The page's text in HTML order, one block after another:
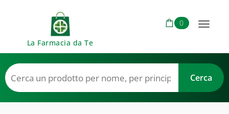
La Farmacia da Te
0
Toggle